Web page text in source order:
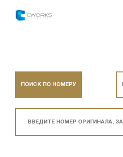
ПОИСК ПО НОМЕРУ